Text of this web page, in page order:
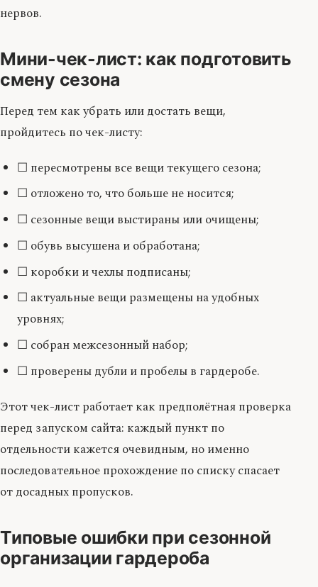
нервов.
Мини-чек-лист: как подготовить
смену сезона
Перед тем как убрать или достать вещи,
пройдитесь по чек-листу:
☐ пересмотрены все вещи текущего сезона;
☐ отложено то, что больше не носится;
☐ сезонные вещи выстираны или очищены;
☐ обувь высушена и обработана;
☐ коробки и чехлы подписаны;
☐ актуальные вещи размещены на удобных
уровнях;
☐ собран межсезонный набор;
☐ проверены дубли и пробелы в гардеробе.
Этот чек-лист работает как предполётная проверка
перед запуском сайта: каждый пункт по
отдельности кажется очевидным, но именно
последовательное прохождение по списку спасает
от досадных пропусков.
Типовые ошибки при сезонной
организации гардероба